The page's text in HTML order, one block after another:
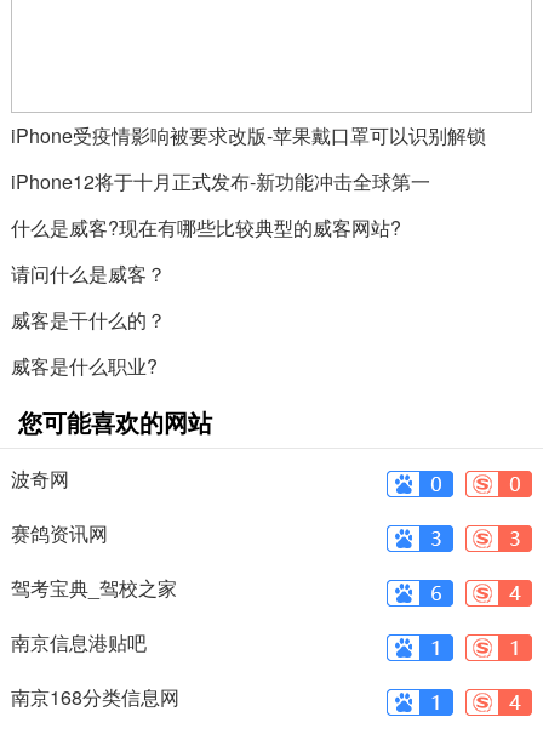
iPhone受疫情影响被要求改版-苹果戴口罩可以识别解锁
iPhone12将于十月正式发布-新功能冲击全球第一
什么是威客?现在有哪些比较典型的威客网站?
请问什么是威客？
威客是干什么的？
威客是什么职业?
您可能喜欢的网站
波奇网
赛鸽资讯网
驾考宝典_驾校之家
南京信息港贴吧
南京168分类信息网